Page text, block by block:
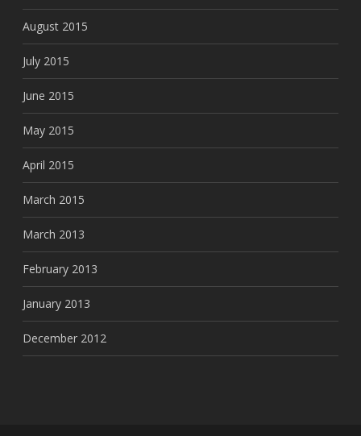
August 2015
July 2015
June 2015
May 2015
April 2015
March 2015
March 2013
February 2013
January 2013
December 2012